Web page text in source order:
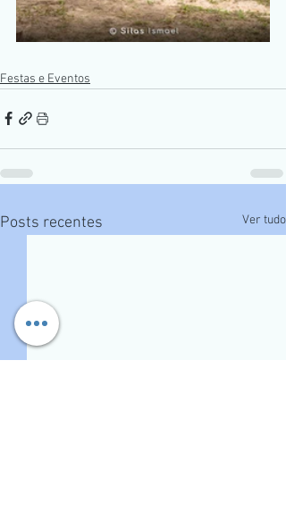
Festas e Eventos
Posts recentes Ver tudo